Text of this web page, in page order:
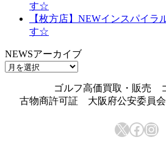
す☆
【枚方店】NEWインスパイラ
す☆
NEWSアーカイブ
NEWS
ゴルフ高価買取・販売
古物商許可証 大阪府公安委員
X